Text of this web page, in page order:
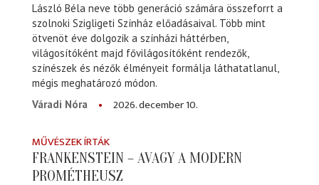
László Béla neve több generáció számára összeforrt a
szolnoki Szigligeti Színház előadásaival. Több mint
ötvenöt éve dolgozik a színházi háttérben,
világosítóként majd fővilágosítóként rendezők,
színészek és nézők élményeit formálja láthatatlanul,
mégis meghatározó módon.
Váradi Nóra
2026. december 10.
MŰVÉSZEK ÍRTÁK
FRANKENSTEIN – AVAGY A MODERN
PROMÉTHEUSZ